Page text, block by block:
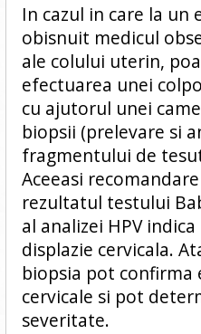
In cazul in care la un
obisnuit medicul
ale colului uterin,
efectuarea unei
cu ajutorul unei
biopsii (prelevare si
fragmentului de
Aceeasi
rezultatul testului
al analizei HPV
displazie cervicala.
biopsia pot confirma
cervicale si pot
severitate.